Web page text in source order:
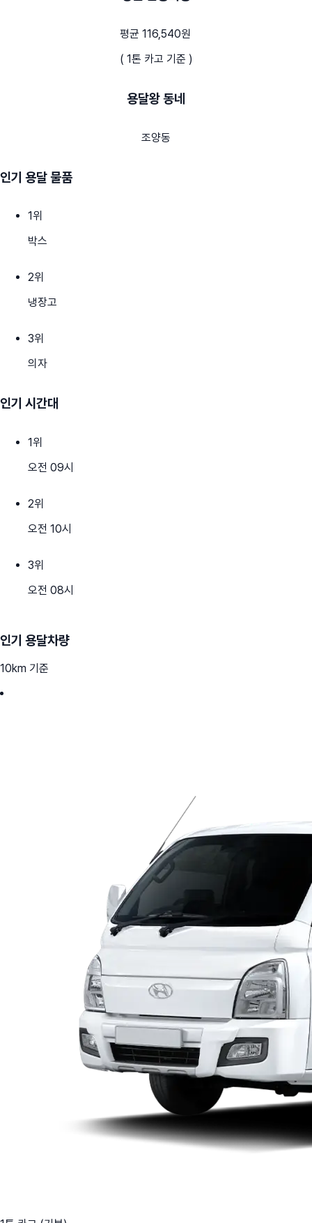
평균 116,540원
( 1톤 카고 기준 )
용달왕 동네
조양동
인기 용달 물품
1위
박스
2위
냉장고
3위
의자
인기 시간대
1위
오전 09시
2위
오전 10시
3위
오전 08시
인기 용달차량
10km 기준